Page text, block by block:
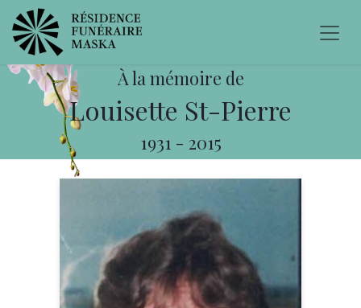
À la mémoire de
Louisette St-Pierre
1931 - 2015